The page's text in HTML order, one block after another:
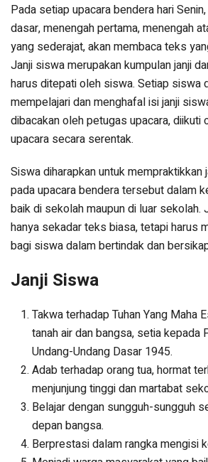
Pada setiap upacara bendera hari
dasar, menengah pertama, menengah
yang sederajat, akan membaca teks
Janji siswa merupakan kumpulan janji
harus ditepati oleh siswa. Setiap siswa
mempelajari dan menghafal isi janji
dibacakan oleh petugas upacara,
upacara secara serentak.
Siswa diharapkan untuk mempraktikkan
pada upacara bendera tersebut dalam
baik di sekolah maupun di luar sekolah.
hanya sekadar teks biasa, tetapi harus
bagi siswa dalam bertindak dan
Janji Siswa
Takwa terhadap Tuhan Yang Maha
tanah air dan bangsa, setia kepada
Undang-Undang Dasar 1945.
Adab terhadap orang tua, hormat
menjunjung tinggi dan martabat
Belajar dengan sungguh-sungguh
depan bangsa.
Berprestasi dalam rangka mengisi